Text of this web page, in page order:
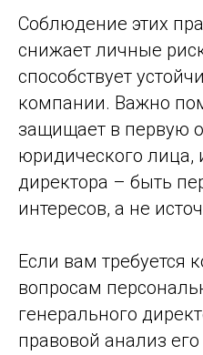
Соблюдение этих
снижает личные
способствует
компании. Важно
защищает в первую
юридического лица,
директора – быть
интересов, а не
Если вам требуется
вопросам
генерального
правовой анализ